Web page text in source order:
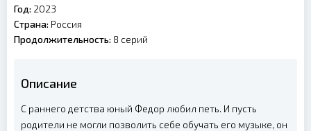
Год: 2023
Страна: Россия
Продолжительность: 8 серий
Описание
С раннего детства юный Федор любил петь. И пусть
родители не могли позволить себе обучать его музыке, он